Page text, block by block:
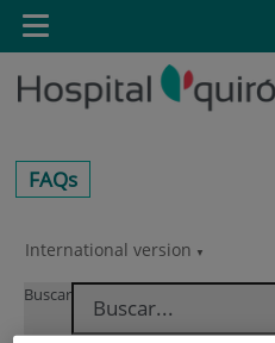
Saltar al contenido
Saltar
contenido
International version
centros-
faq
FAQs
Buscar
Toggle
navigation